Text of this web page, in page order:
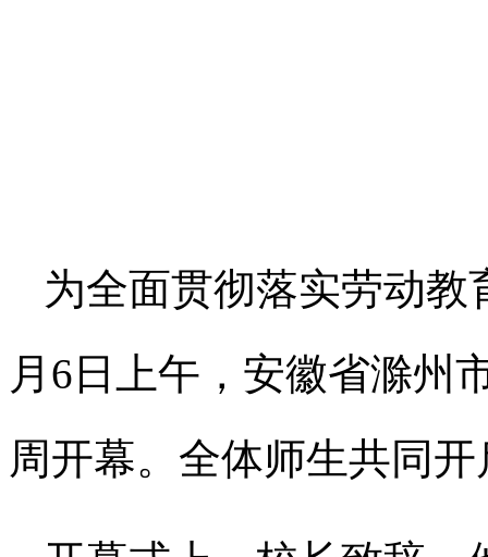
为全面贯彻落实劳动
月 6日上午，安徽省滁州
周开幕。全体师生共同